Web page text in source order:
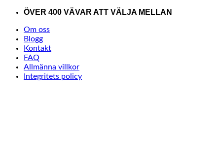
Skip
content
ÖVER 400 VÄVAR ATT VÄLJA MELLAN
Om oss
Blogg
Kontakt
FAQ
Allmänna villkor
Integritets policy